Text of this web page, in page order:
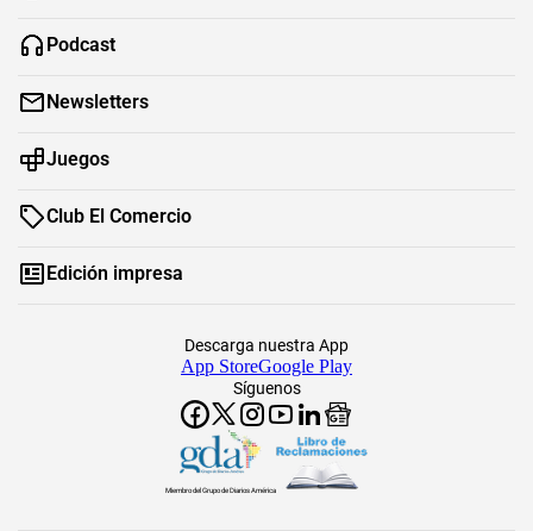
Podcast
Newsletters
Juegos
Club El Comercio
Edición impresa
Síguenos
Descarga nuestra App
App StoreGoogle Play
Miembro del Grupo de Diarios América